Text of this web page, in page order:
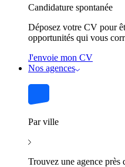
Candidature spontanée
Déposez votre CV pour
opportunités qui vous
J'envoie mon CV
Nos agences
Par ville
Trouvez une agence près